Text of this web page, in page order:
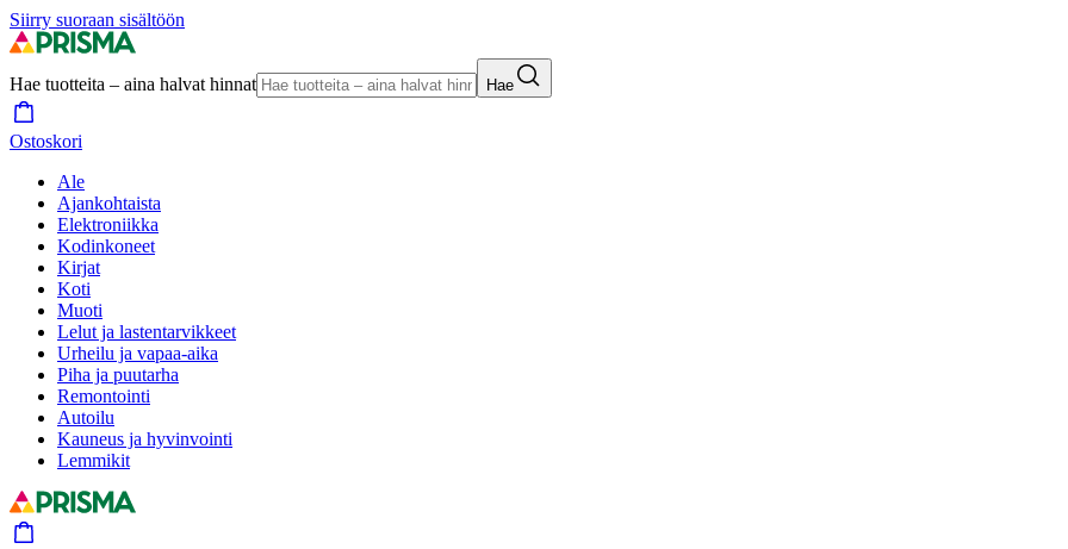
Siirry suoraan sisältöön
Hae tuotteita – aina halvat hinnat Hae
Ostoskori
Ale
Ajankohtaista
Elektroniikka
Kodinkoneet
Kirjat
Koti
Muoti
Lelut ja lastentarvikkeet
Urheilu ja vapaa-aika
Piha ja puutarha
Remontointi
Autoilu
Kauneus ja hyvinvointi
Lemmikit